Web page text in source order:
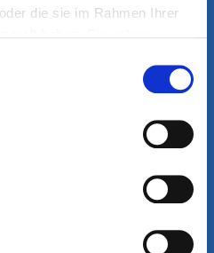
die sie im Rahmen Ihrer